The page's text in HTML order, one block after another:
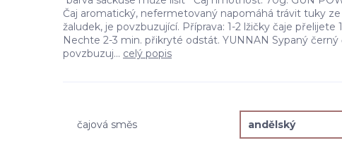
Čaj aromatický, nefermetovaný napomáhá trávit tuky ze
žaludek, je povzbuzující. Příprava: 1-2 lžičky čaje přelijete
Nechte 2-3 min. přikryté odstát. YUNNAN Sypaný černý
povzbuzuj... celý popis
čajová směs